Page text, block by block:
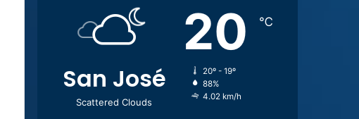
San José
Scattered Clouds
20 ℃
20º - 19º
88%
4.02 km/h